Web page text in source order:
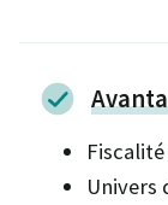
Univers